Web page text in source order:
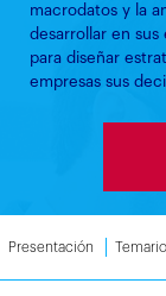
macrodatos y la
desarrollar en sus
para diseñar
empresas sus
Presentación Temario